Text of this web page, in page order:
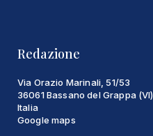
Redazione
Via Orazio Marinali, 51/53
36061 Bassano del Grappa (VI)
Italia
Google maps